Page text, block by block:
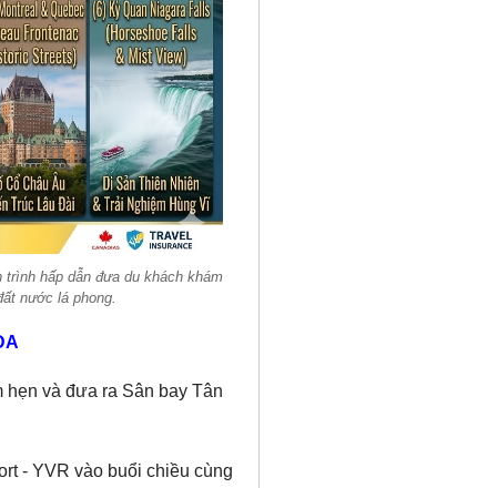
trình hấp dẫn đưa du khách khám
nước lá phong.
và đưa ra Sân bay Tân
- YVR vào buổi chiều cùng